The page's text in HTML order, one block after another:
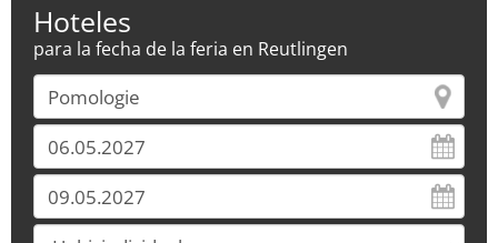
Hoteles
para la fecha de la feria en Reutlingen